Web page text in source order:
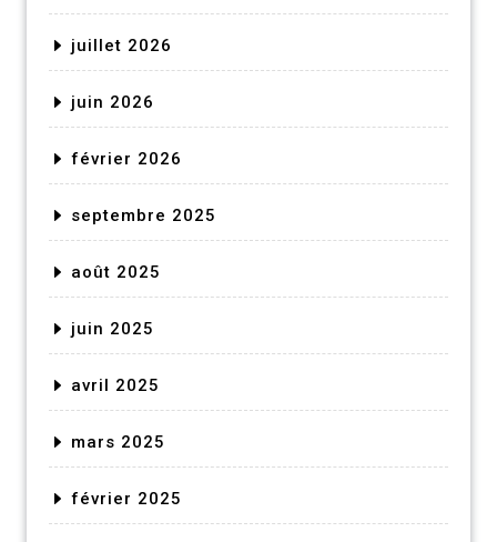
juillet 2026
juin 2026
février 2026
septembre 2025
août 2025
juin 2025
avril 2025
mars 2025
février 2025